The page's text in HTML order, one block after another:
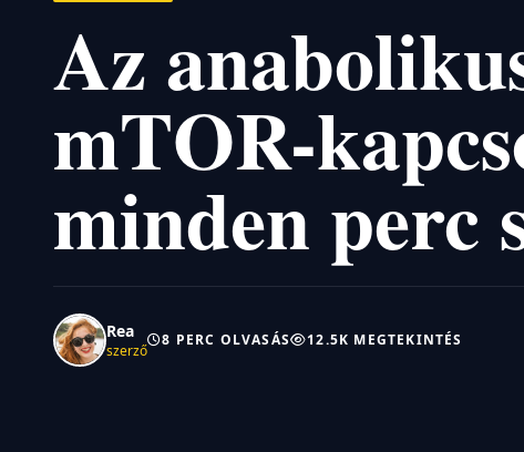
Az
mTOR-
minden perc
Rea
szerző
8 PERC OLVASÁS 12.5K MEGTEKINTÉS